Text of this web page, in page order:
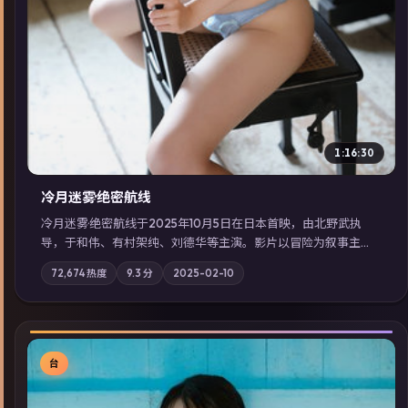
1:16:30
冷月迷雾·绝密航线
冷月迷雾·绝密航线于2025年10月5日在日本首映，由北野武执
导，于和伟、有村架纯、刘德华等主演。影片以冒险为叙事主
轴，记忆碎片重组后，主角发现自己从未活过“真实”的一天；摄
影与配乐强化地域气质；站内亦可通过「国产免费观看高清电视
剧在线看」延展检索同类型高分佳作，畅享高清在线追剧体验。
72,674热度 9.3 分 2025-02-10
台